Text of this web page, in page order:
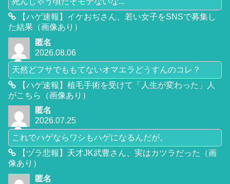
【ハゲ速報】イケおぢさん、若い女子をSNSで募集し
た結果（画像あり）
匿名
2026.08.06
天然どフサでももてないオマエラどうすんのコレ？
【ハゲ速報】植毛手術を受けて「人生が変わった」人
がこちら（画像あり）
匿名
2026.07.25
これでハゲならワシもハゲになるんだが。
【ヅラ悲報】天才JK武豊さん、実はカツラだった（画
像あり）
匿名